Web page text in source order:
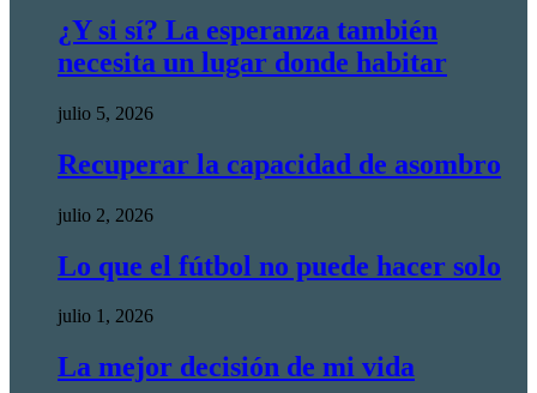
¿Y si sí? La esperanza también
necesita un lugar donde habitar
julio 5, 2026
Recuperar la capacidad de asombro
julio 2, 2026
Lo que el fútbol no puede hacer solo
julio 1, 2026
La mejor decisión de mi vida